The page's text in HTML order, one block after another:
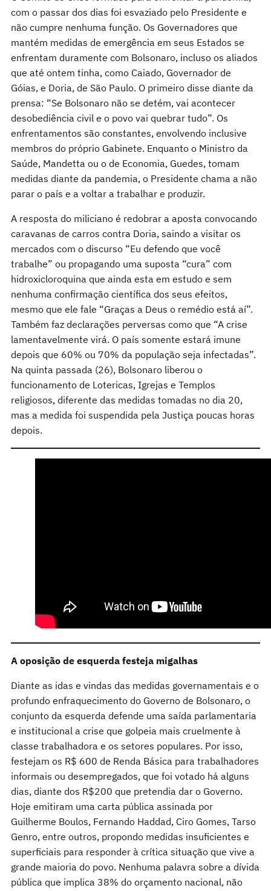
com o passar dos dias foi esvaziado pelo Presidente e
não cumpre nenhuma função. Os Governadores que
mantém medidas de emergência em seus Estados se
enfrentam duramente com Bolsonaro, incluso os aliados
que até ontem tinha, como Caiado, Governador de
Góias, e Doria, de São Paulo. O primeiro disse diante da
prensa: “Se Bolsonaro não se detém, vai acontecer
desobediência civil e o povo vai quebrar tudo”. Os
enfrentamentos são constantes, envolvendo inclusive
membros do próprio Gabinete. Enquanto o Ministro da
Saúde, Mandetta ou o de Economia, Guedes, tomam
medidas diante da pandemia, o Presidente chama a não
parar o país e a voltar a trabalhar e produzir.
A resposta do miliciano é redobrar a aposta convocando
caravanas de carros contra Doria, saindo a visitar os
mercados com o discurso “Eu defendo que você
trabalhe” ou propagando uma suposta “cura” com
hidroxicloroquina que ainda esta em estudo e sem
nenhuma confirmação científica dos seus efeitos,
mesmo que ele fale “Graças a Deus o remédio está aí”.
Também faz declarações perversas como que “A crise
lamentavelmente virá. O país somente estará imune
depois que 60% ou 70% da população seja infectadas”.
Na quinta passada (26), Bolsonaro liberou o
funcionamento de Lotericas, Igrejas e Templos
religiosos, diferente das medidas tomadas no dia 20,
mas a medida foi suspendida pela Justiça poucas horas
depois.
A oposição de esquerda festeja migalhas
Diante as idas e vindas das medidas governamentais e o
profundo enfraquecimento do Governo de Bolsonaro, o
conjunto da esquerda defende uma saída parlamentaria
e institucional a crise que golpeia mais cruelmente à
classe trabalhadora e os setores populares. Por isso,
festejam os R$ 600 de Renda Básica para trabalhadores
informais ou desempregados, que foi votado há alguns
dias, diante dos R$200 que pretendia dar o Governo.
Hoje emitiram uma carta pública assinada por
Guilherme Boulos, Fernando Haddad, Ciro Gomes, Tarso
Genro, entre outros, propondo medidas insuficientes e
superficiais para responder à crítica situação que vive a
grande maioria do povo. Nenhuma palavra sobre a dívida
pública que implica 38% do orçamento nacional, não